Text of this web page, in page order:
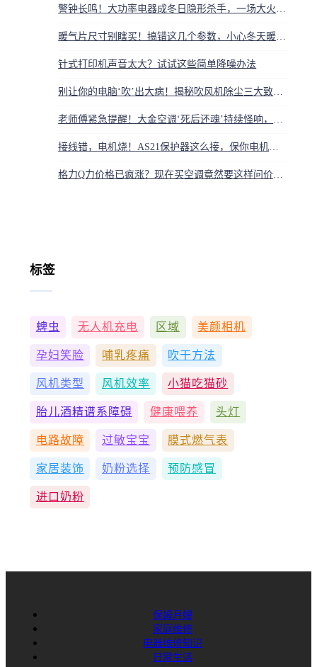
针式打印机声音太大？试试这些简单降噪办法
标签
蜱虫 无人机充电 区域 美颜相机
孕妇笑脸 哺乳疼痛 吹干方法
风机类型 风机效率 小猫吃猫砂
胎儿酒精谱系障碍 健康喂养 头灯
电路故障 过敏宝宝 膜式燃气表
家居装饰 奶粉选择 预防感冒
进口奶粉
保姆月嫂
家庭维修
电器维修知识
日常生活